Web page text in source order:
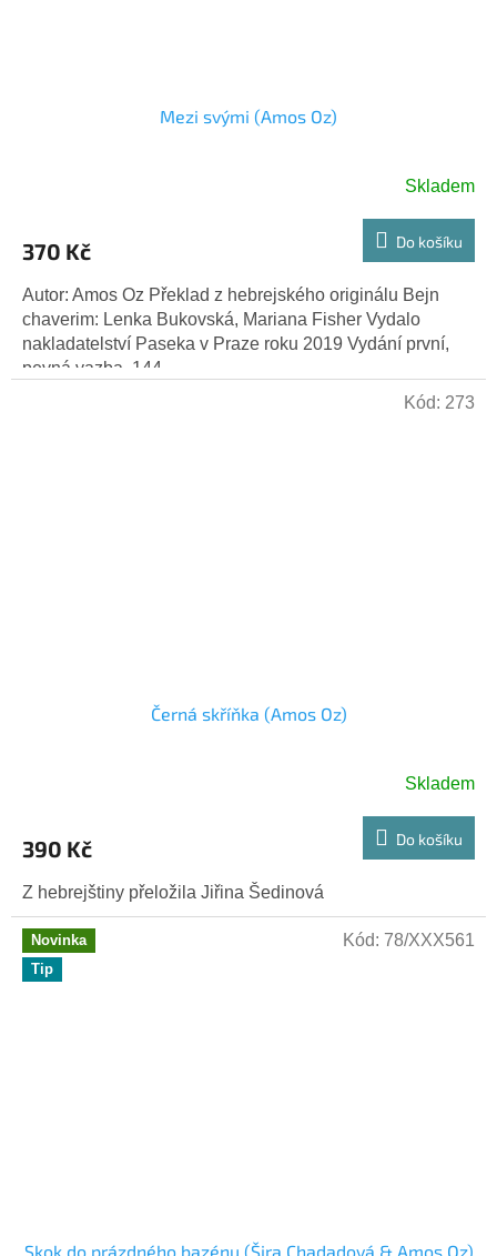
Mezi svými (Amos Oz)
Skladem
370 Kč Do košíku
Autor: Amos Oz Překlad z hebrejského originálu Bejn
chaverim: Lenka Bukovská, Mariana Fisher Vydalo
nakladatelství Paseka v Praze roku 2019 Vydání první,
pevná vazba, 144...
Černá skříňka (Amos Oz)
Skladem
390 Kč Do košíku
Z hebrejštiny přeložila Jiřina Šedinová
Kód: 273
Novinka
Tip
Skok do prázdného bazénu (Šira Chadadová & Amos Oz)
Kód: 78/XXX561